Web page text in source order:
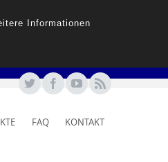
Informationen
FAQ KONTAKT